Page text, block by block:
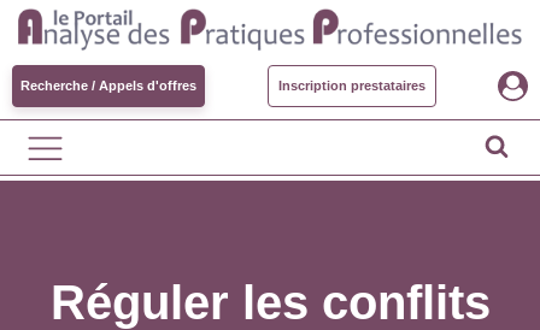
Recherche / Appels d'offres Inscription prestataires
Réguler les conflits